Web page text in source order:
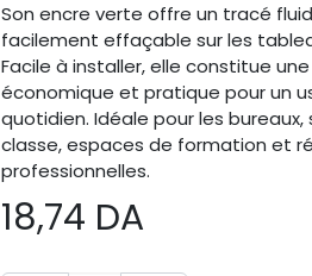
Son encre verte offre un tracé
facilement effaçable sur les
Facile à installer, elle constitue
économique et pratique pour un
quotidien. Idéale pour les bureaux,
classe, espaces de formation et
professionnelles.
18,74 DA